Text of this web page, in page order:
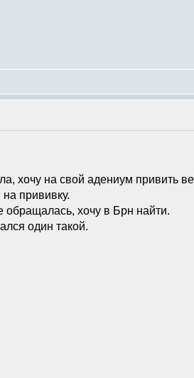
хочу на свой адениум привить
прививку.
хочу в Брн найти.
один такой.